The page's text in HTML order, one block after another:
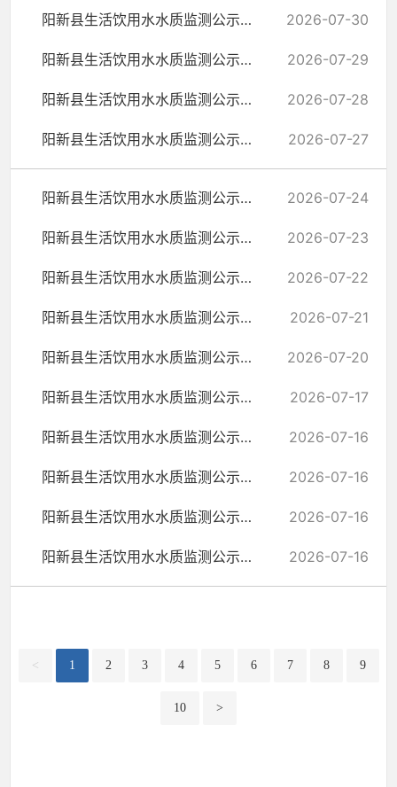
阳新县生活饮用水水质监测公示（7月30日） 2026-07-30
阳新县生活饮用水水质监测公示（7月29日） 2026-07-29
阳新县生活饮用水水质监测公示（7月28日） 2026-07-28
阳新县生活饮用水水质监测公示（7月27日） 2026-07-27
阳新县生活饮用水水质监测公示（7月24日） 2026-07-24
阳新县生活饮用水水质监测公示（7月23日） 2026-07-23
阳新县生活饮用水水质监测公示（7月22日） 2026-07-22
阳新县生活饮用水水质监测公示（7月21日） 2026-07-21
阳新县生活饮用水水质监测公示（7月20日） 2026-07-20
阳新县生活饮用水水质监测公示（7月17日） 2026-07-17
阳新县生活饮用水水质监测公示（7月16日） 2026-07-16
阳新县生活饮用水水质监测公示（7月15日） 2026-07-16
阳新县生活饮用水水质监测公示（7月14日） 2026-07-16
阳新县生活饮用水水质监测公示（7月13日） 2026-07-16
< 1 2 3 4 5 6 7 8 9
10 >